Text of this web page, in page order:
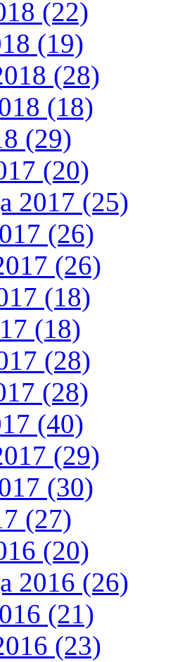
(22)
(19)
(28)
(18)
(29)
(20)
2017 (25)
(26)
(26)
(18)
(18)
(28)
(28)
(40)
(29)
(30)
(27)
(20)
2016 (26)
(21)
(23)